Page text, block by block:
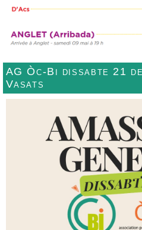
AG Òc-Bi dissabte 21
Vasats